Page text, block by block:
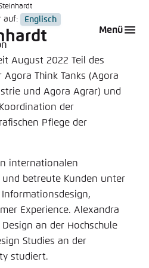
Menü
auf: Englisch
August 2022 Teil des
Think Tanks (Agora
und Agora Agrar) und
der
Pflege der
internationalen
betreute Kunden unter
Experience. Alexandra
an der Hochschule
Studies an der
studiert.
und ... zu verwalten.
Noch kein Benutzerkonto?
Webseite
basierend
Wählen Sie aus,
für diese Webseite